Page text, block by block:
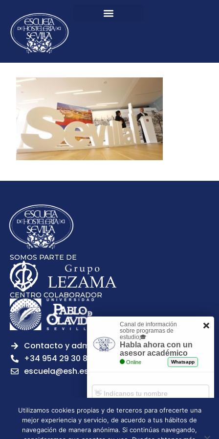
SOMOS PARTE DE
CENTRO COLABORADOR
Contacto y admisiones
+34 954 29 30 81
escuela@esh.es
Aviso legal Política de Privacidad
Política de Cookies
Utilizamos cookies propias y de terceros para ofrecerte una
mejor experiencia y servicio, de acuerdo a tus hábitos de
navegación de manera anónima. Si continúas navegando,
Canal de información
sobre programas de
estudio🎓
Habla ahora con un
asesor académico
Online Whatsapp
Comenzar chat